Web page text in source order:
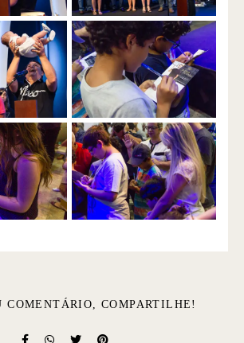
COMENTÁRIO, COMPARTILHE!